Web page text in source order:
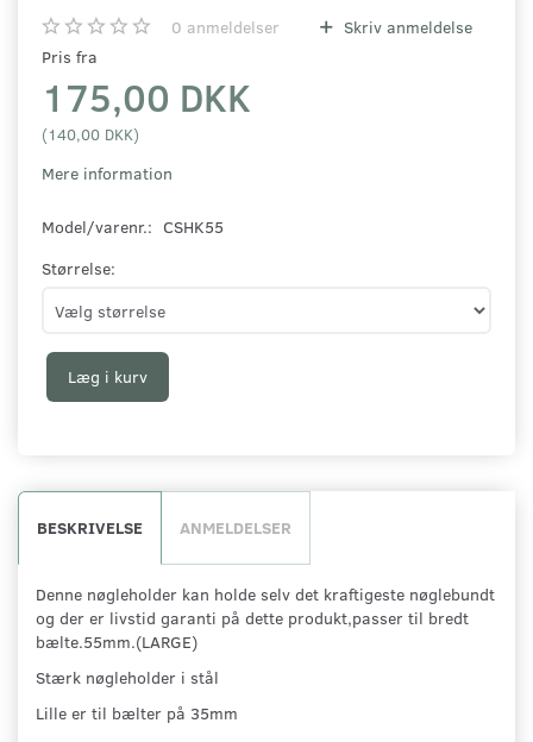
0 anmeldelser
Skriv anmeldelse
Pris fra
175,00 DKK
(140,00 DKK)
Mere information
Model/varenr.: CSHK55
Størrelse:
Læg i kurv
BESKRIVELSE ANMELDELSER
Denne nøgleholder kan holde selv det kraftigeste nøglebundt
og der er livstid garanti på dette produkt,passer til bredt
bælte.55mm.(LARGE)
Stærk nøgleholder i stål
Lille er til bælter på 35mm